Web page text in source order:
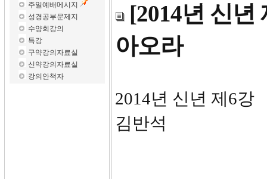
주일예배메시지
성경공부문제지
수양회강의
특강
구약강의자료실
신약강의자료실
강의안책자
[2014년 신년
아오라
2014
김반석